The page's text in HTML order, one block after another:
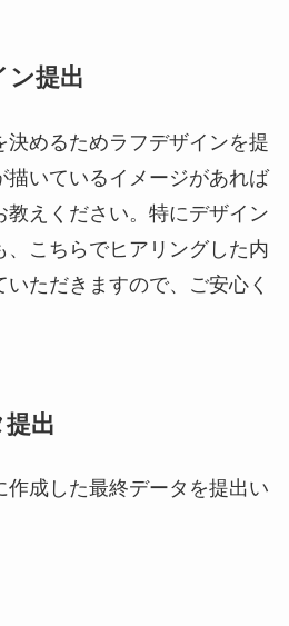
ン提出
決めるためラフデザインを提
描いているイメージがあれば
教えください。特にデザイン
、こちらでヒアリングした内
ただきますので、ご安心く
出
作成した最終データを提出い